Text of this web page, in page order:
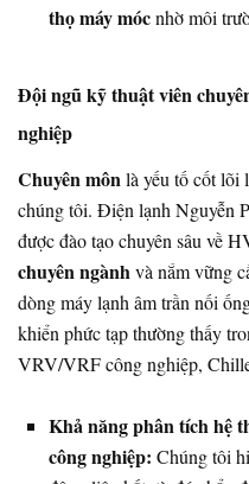
thọ máy mócnhờ môi
Đội ngũ kỹ thuật viên
nghiệp
Chuyên môn là yếu tố cốt lõi
chúng tôi. Điện lạnh Nguyễn
được đào tạo chuyên sâu về
chuyên ngành và nắm vững
dòng máy lạnh âm trần nối
khiển phức tạp thường thấy
VRV/VRF công nghiệp,
Khả năng phân tích hệ
công nghiệp: Chúng tôi